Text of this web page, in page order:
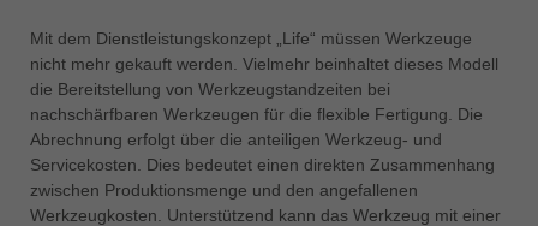
Mit dem Dienstleistungskonzept „Life“ müssen Werkzeuge
nicht mehr gekauft werden. Vielmehr beinhaltet dieses Modell
die Bereitstellung von Werkzeugstandzeiten bei
nachschärfbaren Werkzeugen für die flexible Fertigung. Die
Abrechnung erfolgt über die anteiligen Werkzeug- und
Servicekosten. Dies bedeutet einen direkten Zusammenhang
zwischen Produktionsmenge und den angefallenen
Werkzeugkosten. Unterstützend kann das Werkzeug mit einer